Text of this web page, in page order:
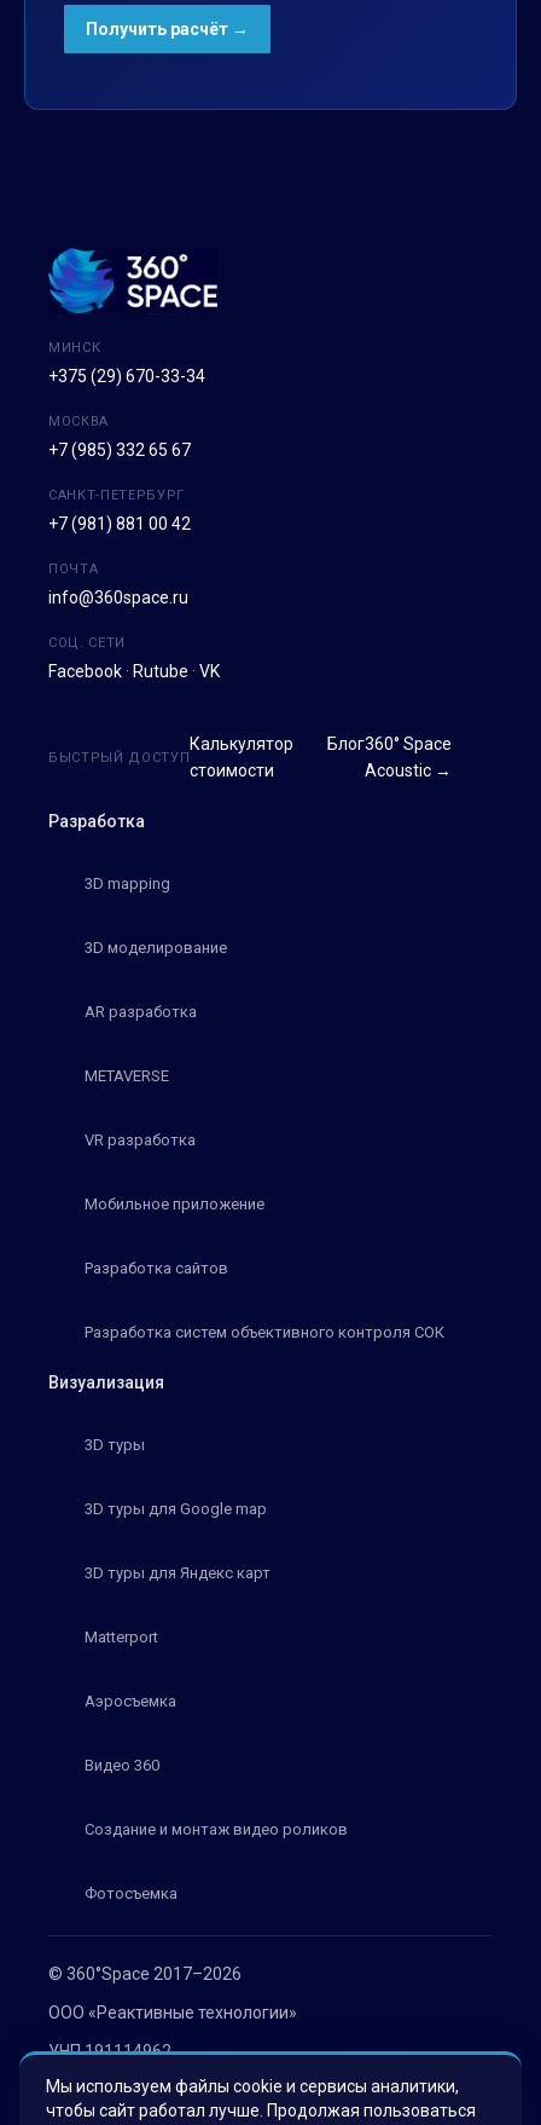
© 360°Space 2017–2026
ООО «Реактивные технологии»
УНП 191114962
г. Минск, ул. Мележа 1, офис 402
МИНСК
+375 (29) 670-33-34
МОСКВА
+7 (985) 332 65 67
САНКТ-ПЕТЕРБУРГ
+7 (981) 881 00 42
ПОЧТА
info@360space.ru
СОЦ. СЕТИ
Facebook · Rutube · VK
Разработка
3D mapping
3D моделирование
AR разработка
METAVERSE
VR разработка
Мобильное приложение
Разработка сайтов
Разработка систем объективного контроля СОК
Визуализация
3D туры
3D туры для Google map
3D туры для Яндекс карт
Matterport
Аэросъемка
Видео 360
Создание и монтаж видео роликов
Фотосъемка
БЫСТРЫЙ ДОСТУП
Калькулятор
стоимости
Блог360° Space
Acoustic →
Мы используем файлы cookie и сервисы аналитики,
чтобы сайт работал лучше. Продолжая пользоваться